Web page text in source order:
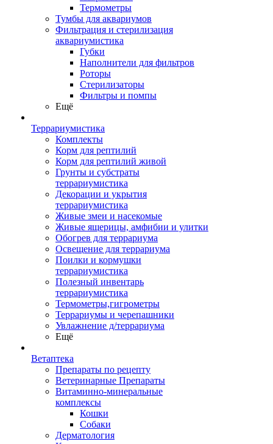
Термометры
Тумбы для аквариумов
Фильтрация и стерилизация
аквариумистика
Губки
Наполнители для фильтров
Роторы
Стерилизаторы
Фильтры и помпы
Ещё
Террариумистика
Комплекты
Корм для рептилий
Корм для рептилий живой
Грунты и субстраты
террариумистика
Декорации и укрытия
террариумистика
Живые змеи и насекомые
Живые ящерицы, амфибии и улитки
Обогрев для террариума
Освещение для террариума
Поилки и кормушки
террариумистика
Полезный инвентарь
террариумистика
Термометры,гигрометры
Террариумы и черепашники
Увлажнение д/террариума
Ещё
Ветаптека
Препараты по рецепту
Ветеринарные Препараты
Витаминно-минеральные
комплексы
Кошки
Собаки
Дерматология